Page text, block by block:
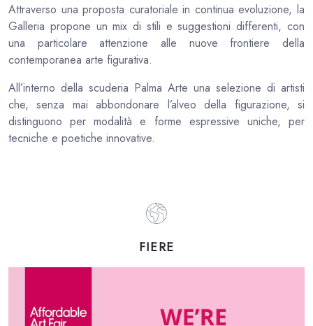
Attraverso una proposta curatoriale in continua evoluzione, la
Galleria propone un mix di stili e suggestioni differenti, con
una particolare attenzione alle nuove frontiere della
contemporanea arte figurativa.
All’interno della scuderia Palma Arte una selezione di artisti
che, senza mai abbondonare l’alveo della figurazione, si
distinguono per modalità e forme espressive uniche, per
tecniche e poetiche innovative.
FIERE